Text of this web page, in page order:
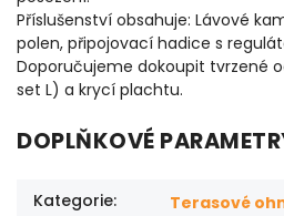
Příslušenství obsahuje: Lávové
polen, připojovací hadice s
Doporučujeme dokoupit tvrzené
set L) a krycí plachtu.
DOPLŇKOVÉ
Kategorie:
Terasové